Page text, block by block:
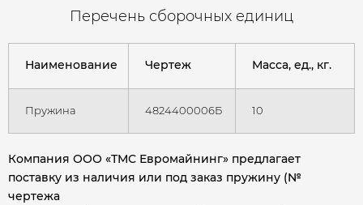
Перечень сборочных единиц
Наименование Чертеж Масса, ед., кг.
Пружина 4824400006Б 10
Компания ООО «ТМС Евромайнинг» предлагает
поставку из наличия или под заказ пружину (№
чертежа